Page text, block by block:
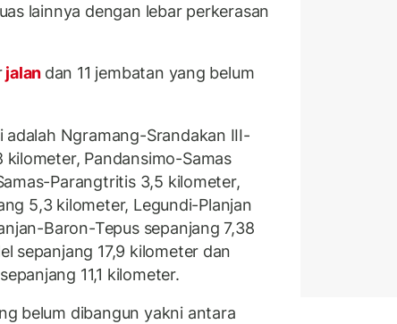
lainnya dengan lebar perkerasan
jalan dan 11 jembatan yang belum
adalah Ngramang-Srandakan III-
kilometer, Pandansimo-Samas
Parangtritis 3,5 kilometer,
5,3 kilometer, Legundi-Planjan
Baron-Tepus sepanjang 7,38
sepanjang 17,9 kilometer dan
11,1 kilometer.
belum dibangun yakni antara